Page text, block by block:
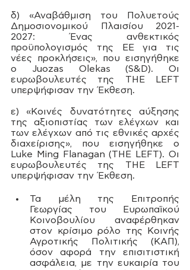
δ) «Αναβάθμιση του Πολυετούς
Δημοσιονομικού Πλαισίου 2021-
2027: Ένας ανθεκτικός
προϋπολογισμός της ΕΕ για τις
νέες προκλήσεις», που εισηγήθηκε
ο Juozas Olekas (S&D). Οι
ευρωβουλευτές της ΤHE LEFT
υπερψήφισαν την Έκθεση.
ε) «Κοινές δυνατότητες αύξησης
της αξιοπιστίας των ελέγχων και
των ελέγχων από τις εθνικές αρχές
διαχείρισης», που εισηγήθηκε ο
Luke Ming Flanagan (ΤHE LEFT). Οι
ευρωβουλευτές της ΤHE LEFT
υπερψήφισαν την Έκθεση.
Τα μέλη της Επιτροπής
Γεωργίας του Ευρωπαϊκού
Κοινοβουλίου αναφέρθηκαν
στον κρίσιμο ρόλο της Κοινής
Αγροτικής Πολιτικής (ΚΑΠ),
όσον αφορά την επισιτιστική
ασφάλεια, με την ευκαιρία του